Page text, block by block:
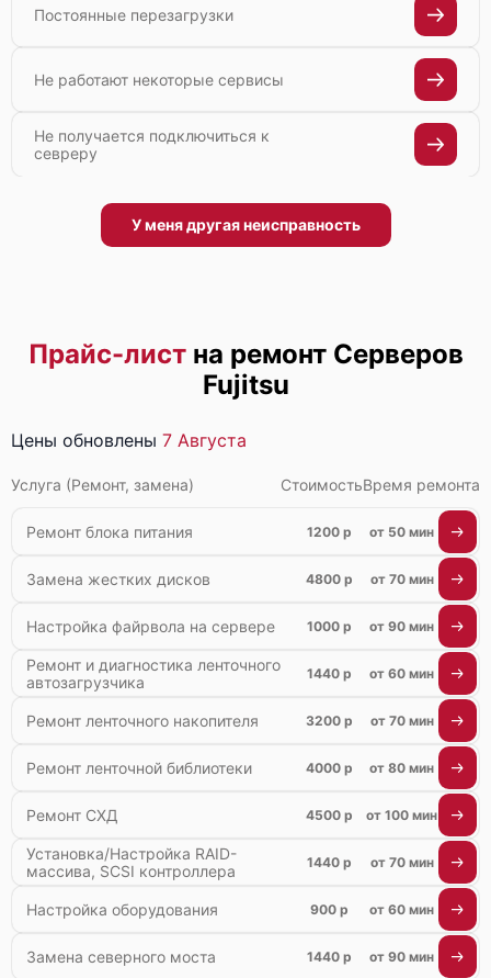
Постоянные перезагрузки
Не работают некоторые сервисы
Не получается подключиться к
севреру
У меня другая неисправность
Прайс-листна ремонт Серверов
Fujitsu
Цены обновлены 7 Августа
Услуга (Ремонт, замена) СтоимостьВремя ремонта
Ремонт блока питания 1200 р от 50 мин
Замена жестких дисков 4800 р от 70 мин
Настройка файрвола на сервере 1000 р от 90 мин
Ремонт и диагностика ленточного
автозагрузчика
1440 р от 60 мин
Ремонт ленточного накопителя 3200 р от 70 мин
Ремонт ленточной библиотеки 4000 р от 80 мин
Ремонт СХД 4500 р от 100 мин
Установка/Настройка RAID-
массива, SCSI контроллера
1440 р от 70 мин
Настройка оборудования 900 р от 60 мин
Замена северного моста 1440 р от 90 мин